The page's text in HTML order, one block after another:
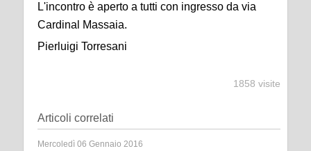
L'incontro è aperto a tutti con ingresso da via
Cardinal Massaia.
Pierluigi Torresani
1858 visite
Articoli correlati
Mercoledì 06 Gennaio 2016